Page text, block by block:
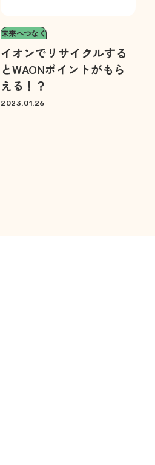
未来へつなぐ
イオンでリサイクルする
とWAONポイントがもら
える！？
2023.01.26